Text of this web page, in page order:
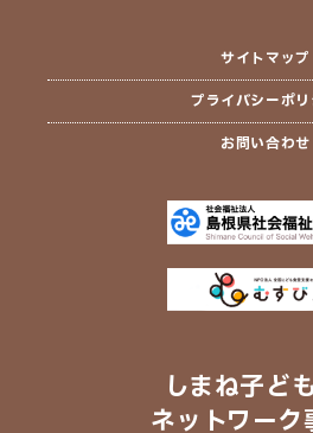
サイトマップ
プライバシーポリ
お問い合わせ
しまね子ど
ネットワーク